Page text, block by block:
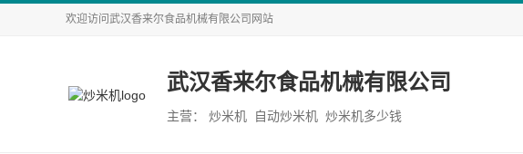
欢迎访问 武汉香来尔食品机械有限公司 网站
武汉香来尔食品机械有限公司
主营： 炒米机 自动炒米机 炒米机多少钱